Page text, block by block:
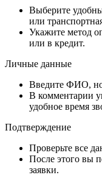
Выберите
или
Укажите метод
или в кредит.
Личные данные
Введите ФИО,
В комментарии
удобное время
Подтверждение
Проверьте все
После этого вы
заявки.